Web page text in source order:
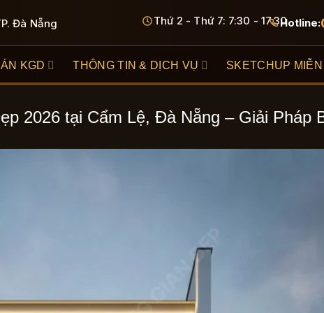
Đà Nẵng Thứ 2 - Thứ 7: 7:30 - 17:30Hotline:
KGD THÔNG TIN & DỊCH VỤ SKETCHUP MIỄN
2026 tại Cẩm Lệ, Đà Nẵng – Giải Pháp